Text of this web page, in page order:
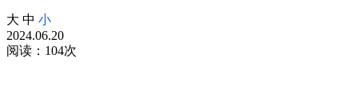
大 中 小
2024.06.20
阅读：104次